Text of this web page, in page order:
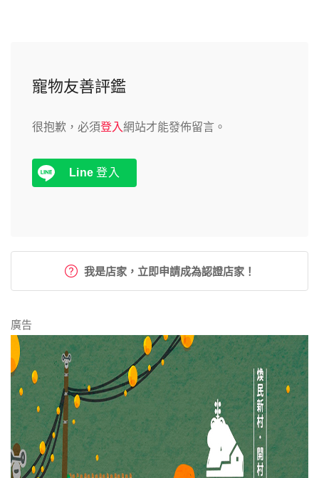
寵物友善評鑑
很抱歉，必須登入網站才能發佈留言。
Line 登入
我是店家，立即申請成為認證店家！
廣告